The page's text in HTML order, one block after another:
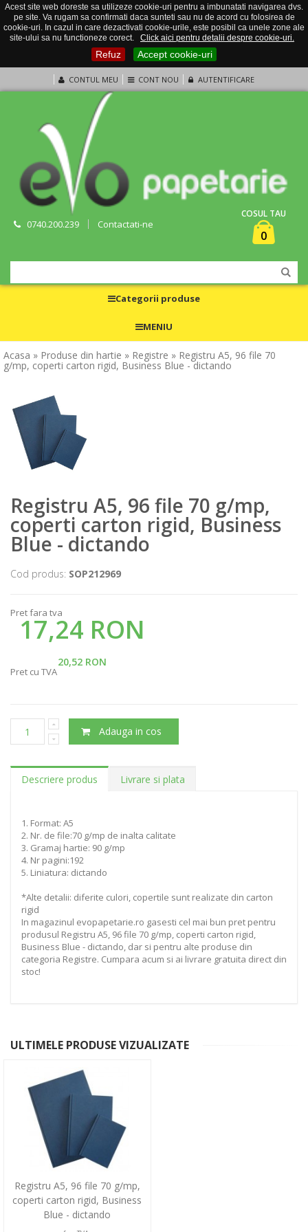
Acest site web doreste sa utilizeze cookie-uri pentru a imbunatati navigarea dvs.
pe site. Va rugam sa confirmati daca sunteti sau nu de acord cu folosirea de
cookie-uri. In cazul in care dezactivati cookie-urile, este posibil ca unele zone ale
site-ului sa nu functioneze corect.
Click aici pentru detalii despre cookie-uri.
Refuz Accept cookie-uri
CONTUL MEU CONT NOU AUTENTIFICARE
0740.200.239 Contactati-ne
COSUL TAU
0
Categorii produse
MENIU
Acasa » Produse din hartie » Registre » Registru A5, 96 file 70
g/mp, coperti carton rigid, Business Blue - dictando
Registru A5, 96 file 70 g/mp,
coperti carton rigid, Business
Blue - dictando
Cod produs: SOP212969
Pret fara tva
17,24 RON
20,52 RON
Pret cu TVA
Adauga in cos
Descriere produs Livrare si plata
1. Format: A5
2. Nr. de file:70 g/mp de inalta calitate
3. Gramaj hartie: 90 g/mp
4. Nr pagini:192
5. Liniatura: dictando
*Alte detalii: diferite culori, copertile sunt realizate din carton
rigid
In magazinul evopapetarie.ro gasesti cel mai bun pret pentru
produsul Registru A5, 96 file 70 g/mp, coperti carton rigid,
Business Blue - dictando, dar si pentru alte produse din
categoria Registre. Cumpara acum si ai livrare gratuita direct din
stoc!
ULTIMELE PRODUSE VIZUALIZATE
Registru A5, 96 file 70 g/mp,
coperti carton rigid, Business
Blue - dictando